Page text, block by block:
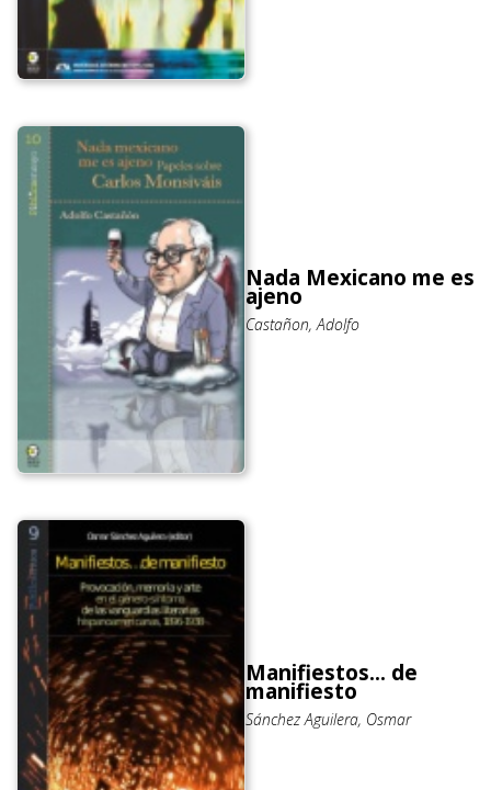
Nada Mexicano me es
ajeno
Castañon, Adolfo
Manifiestos... de
manifiesto
Sánchez Aguilera, Osmar